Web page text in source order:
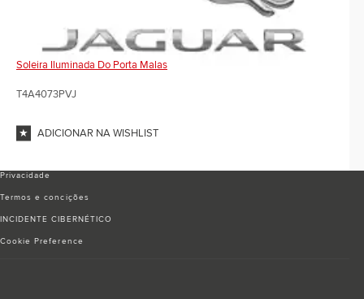
Soleira Iluminada Do Porta Malas
T4A4073PVJ
ADICIONAR NA WISHLIST
Privacidade
Termos e conciҫões
INCIDENTE CIBERNÉTICO
Cookie Preference